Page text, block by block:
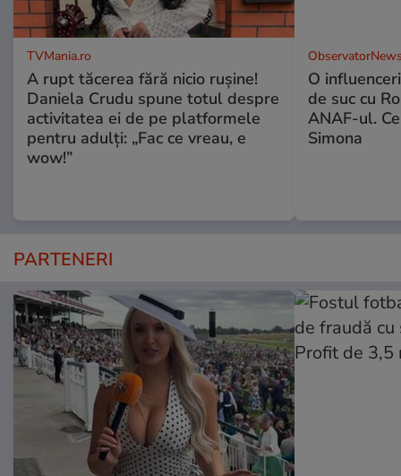
TVMania.ro
A rupt tăcerea fără nicio rușine!
Daniela Crudu spune totul despre
activitatea ei de pe platformele
pentru adulți: „Fac ce vreau, e
wow!”
O
de suc cu
ANAF-ul.
Simona
PARTENERI